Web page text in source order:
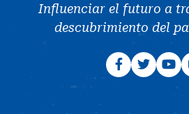
Influenciar el futuro a
descubrimiento del